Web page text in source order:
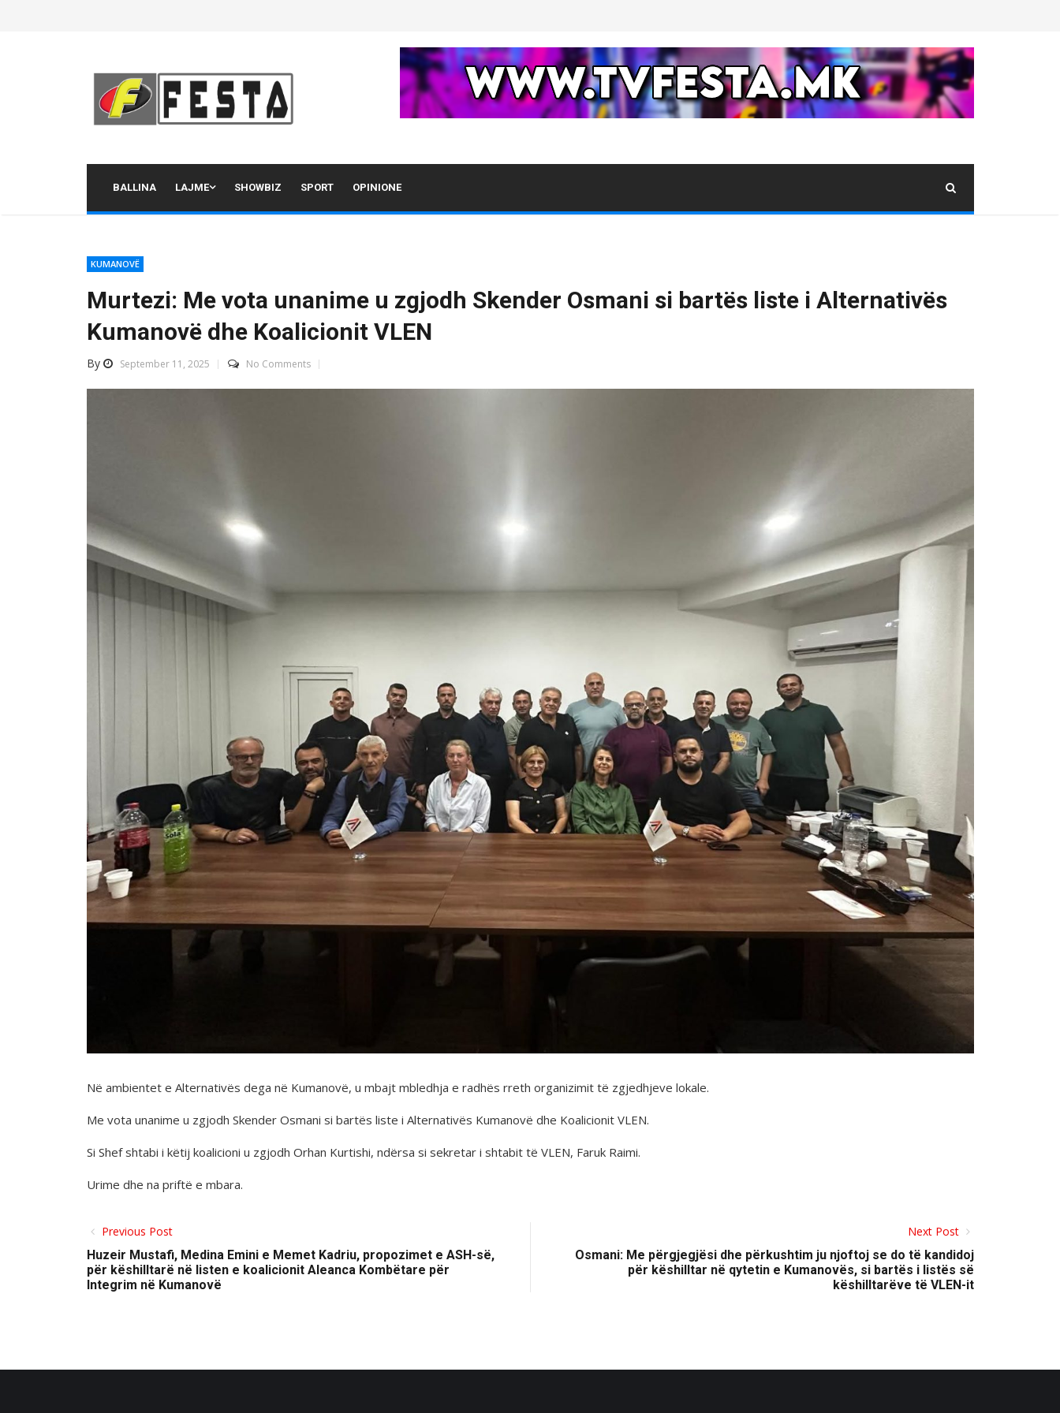
BALLINA LAJME SHOWBIZ SPORT OPINIONE
KUMANOVË
Murtezi: Me vota unanime u zgjodh Skender Osmani si bartës liste i Alternativës
Kumanovë dhe Koalicionit VLEN
By September 11, 2025 No Comments
Në ambientet e Alternativës dega në Kumanovë, u mbajt mbledhja e radhës rreth organizimit të zgjedhjeve lokale.
Me vota unanime u zgjodh Skender Osmani si bartës liste i Alternativës Kumanovë dhe Koalicionit VLEN.
Si Shef shtabi i këtij koalicioni u zgjodh Orhan Kurtishi, ndërsa si sekretar i shtabit të VLEN, Faruk Raimi.
Urime dhe na priftë e mbara.
Previous Post
Huzeir Mustafi, Medina Emini e Memet Kadriu, propozimet e ASH-së,
për këshilltarë në listen e koalicionit Aleanca Kombëtare për
Integrim në Kumanovë
Next Post
Osmani: Me përgjegjësi dhe përkushtim ju njoftoj se do të kandidoj
për këshilltar në qytetin e Kumanovës, si bartës i listës së
këshilltarëve të VLEN-it